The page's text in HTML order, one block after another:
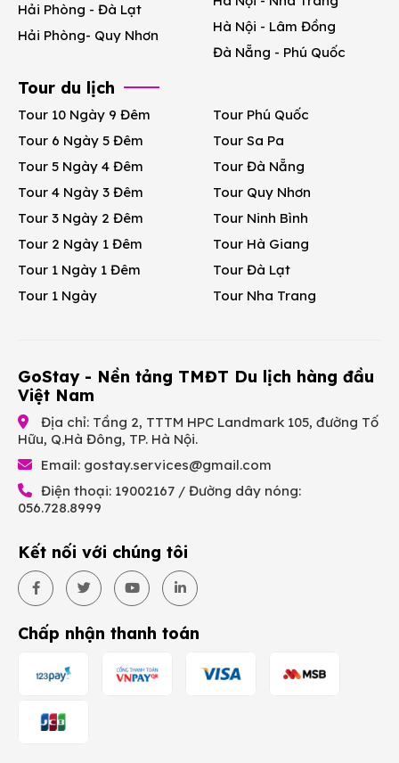
Hải Phòng - Đà Lạt
Hải Phòng- Quy Nhơn
Hà Nội - Lâm Đồng
Đà Nẵng - Phú Quốc
Tour du lịch
Tour 10 Ngày 9 Đêm
Tour 6 Ngày 5 Đêm
Tour 5 Ngày 4 Đêm
Tour 4 Ngày 3 Đêm
Tour 3 Ngày 2 Đêm
Tour 2 Ngày 1 Đêm
Tour 1 Ngày 1 Đêm
Tour 1 Ngày
Tour Phú Quốc
Tour Sa Pa
Tour Đà Nẵng
Tour Quy Nhơn
Tour Ninh Bình
Tour Hà Giang
Tour Đà Lạt
Tour Nha Trang
GoStay - Nền tảng TMĐT Du lịch hàng đầu
Việt Nam
Địa chỉ: Tầng 2, TTTM HPC Landmark 105, đường Tố
Hữu, Q.Hà Đông, TP. Hà Nội.
Email: gostay.services@gmail.com
Điện thoại: 19002167 / Đường dây nóng:
056.728.8999
Kết nối với chúng tôi
Chấp nhận thanh toán